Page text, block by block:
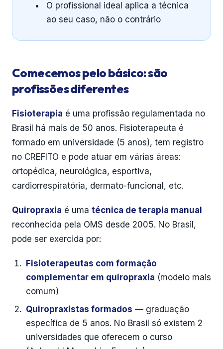
O profissional ideal aplica a técnica
ao seu caso, não o contrário
Comecemos pelo básico: são
profissões diferentes
Fisioterapia é uma profissão regulamentada no
Brasil há mais de 50 anos. Fisioterapeuta é
formado em universidade (5 anos), tem registro
no CREFITO e pode atuar em várias áreas:
ortopédica, neurológica, esportiva,
cardiorrespiratória, dermato-funcional, etc.
Quiropraxia é uma técnica de terapia manual
reconhecida pela OMS desde 2005. No Brasil,
pode ser exercida por:
Fisioterapeutas com formação
complementar em quiropraxia (modelo mais
comum)
Quiropraxistas formados — graduação
específica de 5 anos. No Brasil só existem 2
universidades que oferecem o curso